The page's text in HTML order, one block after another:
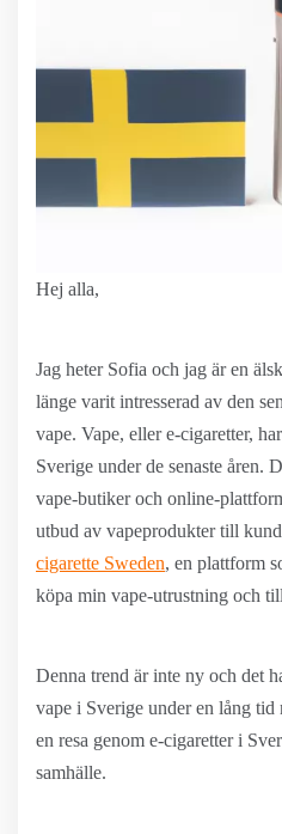
Hej alla,
Jag heter Sofia och jag är en
länge varit intresserad av den
vape. Vape, eller e-cigaretter,
Sverige under de senaste åren.
vape-butiker och online-
utbud av vapeprodukter till
cigarette Sweden, en plattform
köpa min vape-utrustning och
Denna trend är inte ny och det
vape i Sverige under en lång tid
en resa genom e-cigaretter i
samhälle.